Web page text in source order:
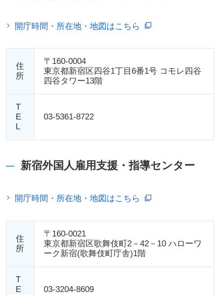
開庁時間・所在地・地図はこちら
住
所
〒160-0004
東京都新宿区四谷1丁目6番1号 コモレ四谷
四谷タワー13階
T
E
L
03-5361-8722
新宿外国人雇用支援・指導センター
開庁時間・所在地・地図はこちら
住
所
〒160-0021
東京都新宿区歌舞伎町2－42－10 ハローワ
ーク新宿(歌舞伎町庁舎)1階
T
E
03-3204-8609